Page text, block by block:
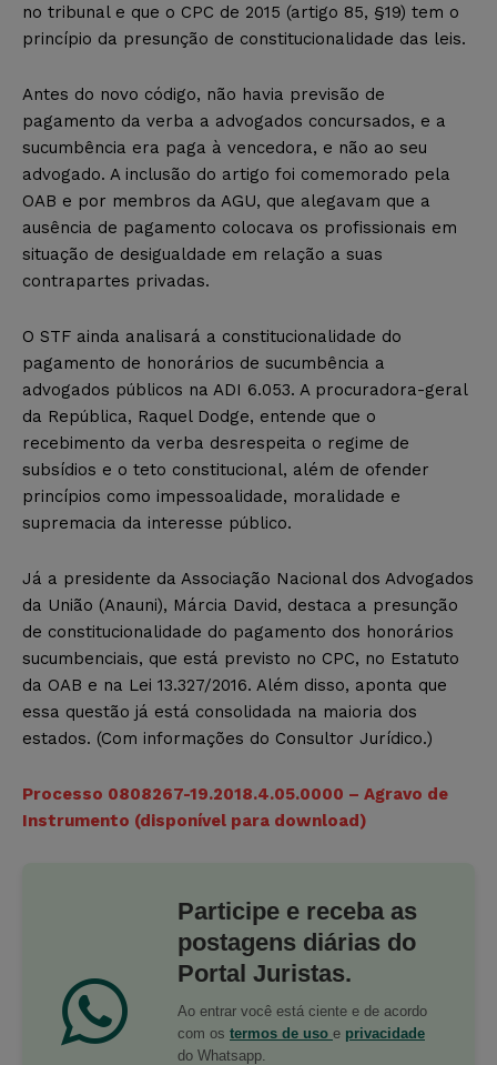
no tribunal e que o CPC de 2015 (artigo 85, §19) tem o
princípio da presunção de constitucionalidade das leis.
Antes do novo código, não havia previsão de
pagamento da verba a advogados concursados, e a
sucumbência era paga à vencedora, e não ao seu
advogado. A inclusão do artigo foi comemorado pela
OAB e por membros da AGU, que alegavam que a
ausência de pagamento colocava os profissionais em
situação de desigualdade em relação a suas
contrapartes privadas.
O STF ainda analisará a constitucionalidade do
pagamento de honorários de sucumbência a
advogados públicos na ADI 6.053. A procuradora-geral
da República, Raquel Dodge, entende que o
recebimento da verba desrespeita o regime de
subsídios e o teto constitucional, além de ofender
princípios como impessoalidade, moralidade e
supremacia da interesse público.
Já a presidente da Associação Nacional dos Advogados
da União (Anauni), Márcia David, destaca a presunção
de constitucionalidade do pagamento dos honorários
sucumbenciais, que está previsto no CPC, no Estatuto
da OAB e na Lei 13.327/2016. Além disso, aponta que
essa questão já está consolidada na maioria dos
estados. (Com informações do Consultor Jurídico.)
Processo 0808267-19.2018.4.05.0000 – Agravo de
Instrumento (disponível para download)
Participe e receba as
postagens diárias do
Portal Juristas.
Ao entrar você está ciente e de acordo
com os termos de uso e privacidade
do Whatsapp.